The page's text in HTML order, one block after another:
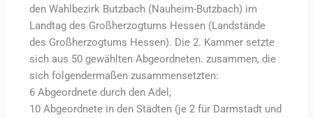
den Wahlbezirk Butzbach (Nauheim-Butzbach) im
Landtag des Großherzogtums Hessen (Landstände
des Großherzogtums Hessen). Die 2. Kammer setzte
sich aus 50 gewählten Abgeordneten. zusammen, die
sich folgendermaßen zusammensetzten:
6 Abgeordnete durch den Adel;
10 Abgeordnete in den Städten (je 2 für Darmstadt und